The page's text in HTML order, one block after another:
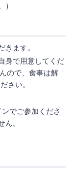
ます。
身で用意してくだ
ので、食事は解
さい。
でご参加くださ
。